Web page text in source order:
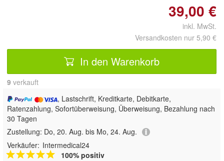
39,00 €
inkl. MwSt.
Versandkosten nur 5,90 €
In den Warenkorb
9 verkauft
, Lastschrift, Kreditkarte, Debitkarte,
Ratenzahlung, Sofortüberweisung, Überweisung, Bezahlung nach
30 Tagen
Zustellung: Do, 20. Aug. bis Mo, 24. Aug.
Verkäufer: Intermedical24
100% positiv